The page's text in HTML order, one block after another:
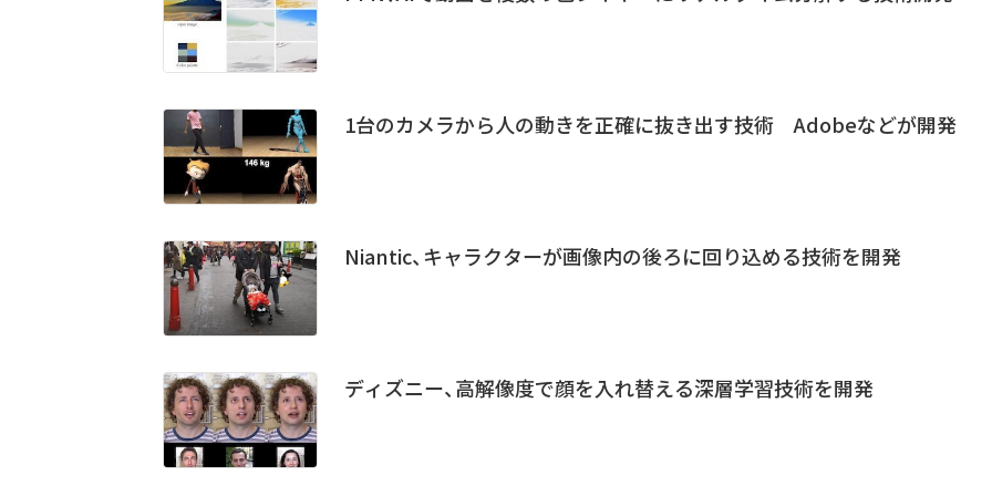
1台のカメラから人の動きを正確に抜き出す技術 Adobeなどが開発
Niantic、キャラクターが画像内の後ろに回り込める技術を開発
ディズニー、高解像度で顔を入れ替える深層学習技術を開発